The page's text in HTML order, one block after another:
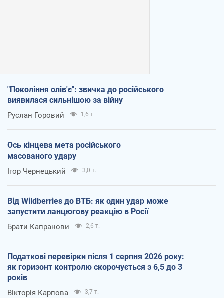
"Покоління олів'є": звичка до російського
виявилася сильнішою за війну
Руслан Горовий 1,6 т.
Ось кінцева мета російського
масованого удару
Ігор Чернецький 3,0 т.
Від Wildberries до ВТБ: як один удар може
запустити ланцюгову реакцію в Росії
Брати Капранови 2,6 т.
Податкові перевірки після 1 серпня 2026 року:
як горизонт контролю скорочується з 6,5 до 3
років
Вікторія Карпова 3,7 т.